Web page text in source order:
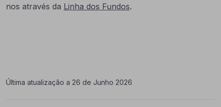
nos através da Linha dos Fundos.
Última atualização a 26 de Junho 2026